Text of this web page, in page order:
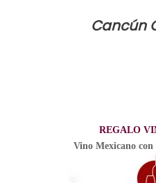
Cancún
REGALO
Vino Mexicano con